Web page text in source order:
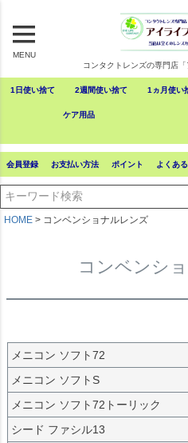
MENU
コンタクトレンズの専門店「
1日使い捨て 2週間使い捨て 1ヵ月使い
ケア用品
会員登録 お支払い方法 ポイント よくあ
HOME コンベンショナルレンズ
コンベンシ
メニコン ソフト72
メニコン ソフトS
メニコン ソフト72トーリック
シード ファシル13